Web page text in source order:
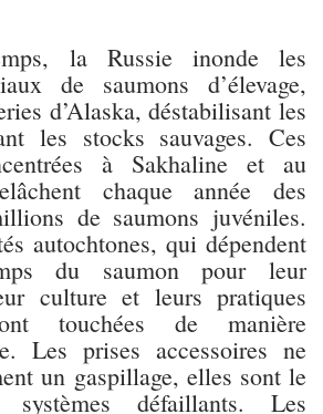
la Russie inonde les
de saumons d’élevage,
d’Alaska, déstabilisant les
les stocks sauvages. Ces
à Sakhaline et au
chaque année des
de saumons juvéniles.
autochtones, qui dépendent
du saumon pour leur
culture et leurs pratiques
touchées de manière
Les prises accessoires ne
un gaspillage, elles sont le
systèmes défaillants. Les